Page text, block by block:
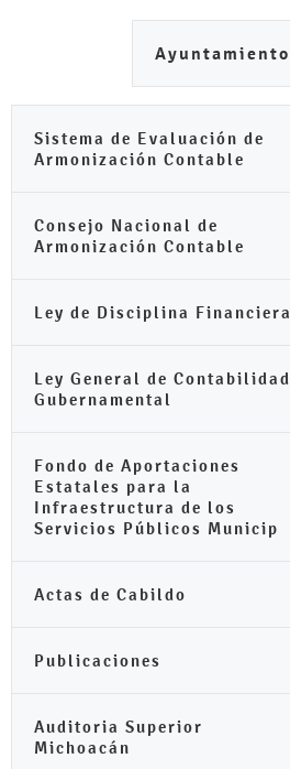
Ayuntamiento
Sistema de Evaluación de
Armonización Contable
Consejo Nacional de
Armonización Contable
Ley de Disciplina Financiera
Ley General de Contabilidad
Gubernamental
Fondo de Aportaciones
Estatales para la
Infraestructura de los
Servicios Públicos Municip
Actas de Cabildo
Publicaciones
Auditoria Superior
Michoacán